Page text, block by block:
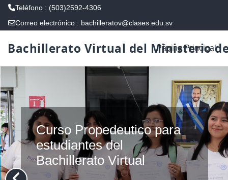
Teléfono : (503)2592-4306
Correo electrónico : bachilleratov@clases.edu.sv
Bachillerato Virtual del Ministerio
Página Principal
Curso Propedeutico para
estudiantes del
Bachillerato Virtual